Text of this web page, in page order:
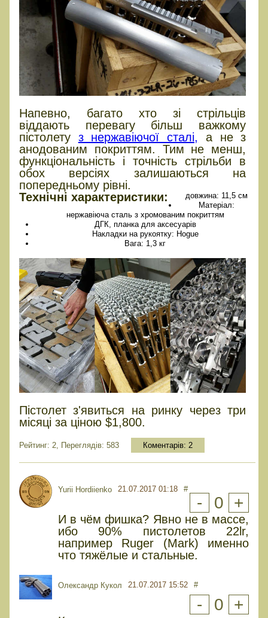
Напевно, багато хто зі стрільців
віддають перевагу більш важкому
пістолету з нержавіючої сталі, а не з
анодованим покриттям. Тим не менш,
функціональність і точність стрільби в
обох версіях залишаються на
попередньому рівні.
Технічні характеристики:
довжина: 11,5 см
Матеріал:
нержавіюча сталь з хромованим покриттям
ДГК, планка для аксесуарів
Накладки на рукоятку: Hogue
Вага: 1,3 кг
Пістолет з'явиться на ринку через три
місяці за ціною $1,800.
Рейтинг: 2, Переглядів: 583 Коментарів: 2
Yurii Hordiienko 21.07.2017 01:18 #
- 0 +
И в чём фишка? Явно не в массе,
ибо 90% пистолетов 22lr,
например Ruger (Mark) именно
что тяжёлые и стальные.
Олександр Кукол 21.07.2017 15:52 #
- 0 +